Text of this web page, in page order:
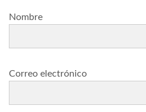
Nombre
Correo electrónico